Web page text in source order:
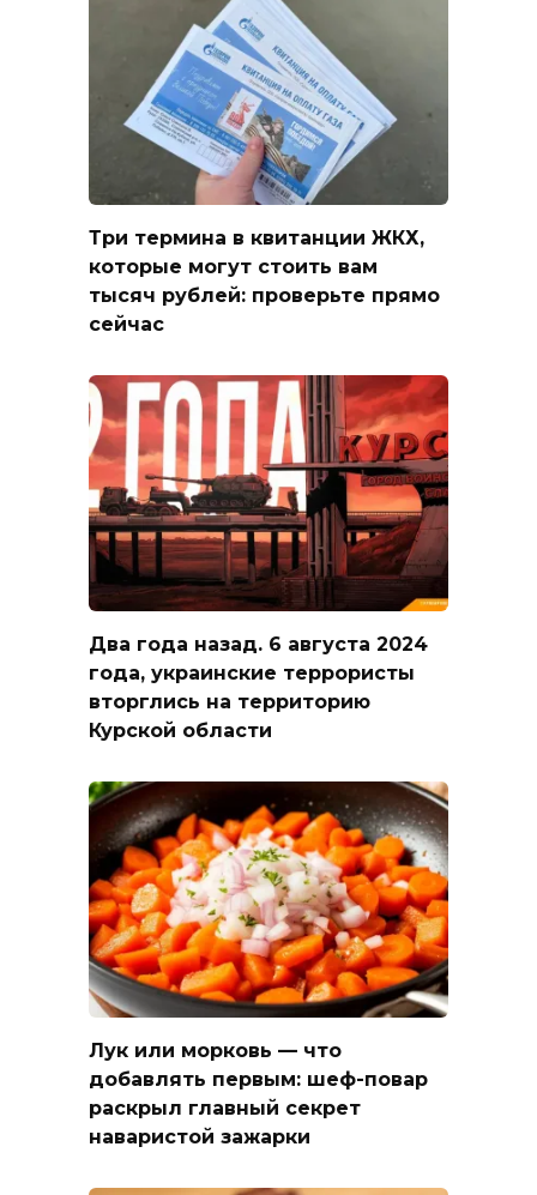
Три термина в квитанции ЖКХ,
которые могут стоить вам
тысяч рублей: проверьте прямо
сейчас
Два года назад. 6 августа 2024
года, украинские террористы
вторглись на территорию
Курской области
Лук или морковь — что
добавлять первым: шеф-повар
раскрыл главный секрет
наваристой зажарки